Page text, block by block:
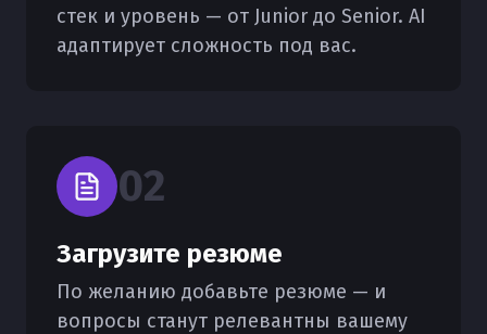
стек и уровень — от Junior до Senior. AI
адаптирует сложность под вас.
02
Загрузите резюме
По желанию добавьте резюме — и
вопросы станут релевантны вашему